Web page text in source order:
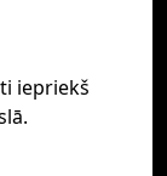
iepriekš